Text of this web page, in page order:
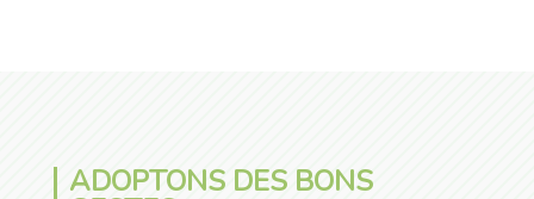
ADOPTONS DES BONS